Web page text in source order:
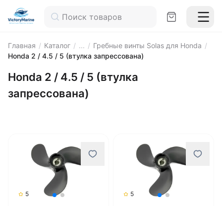
Главная / Каталог / ... / Гребные винты Solas для Honda /
Honda 2 / 4.5 / 5 (втулка запрессована)
Honda 2 / 4.5 / 5 (втулка
запрессована)
5 5